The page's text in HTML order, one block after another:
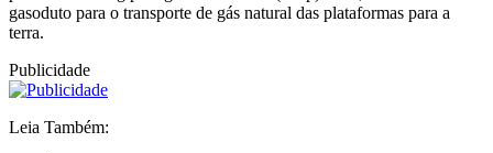
gasoduto para o transporte de gás natural das plataformas para a
terra.
Publicidade
Leia Também: